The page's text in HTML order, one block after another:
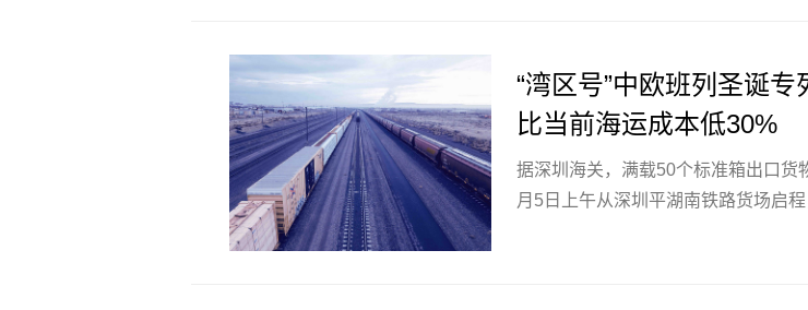
“湾区号”中欧班列圣诞
比当前海运成本低30%
据深圳海关，满载50个标准箱出口货
月5日上午从深圳平湖南铁路货场启